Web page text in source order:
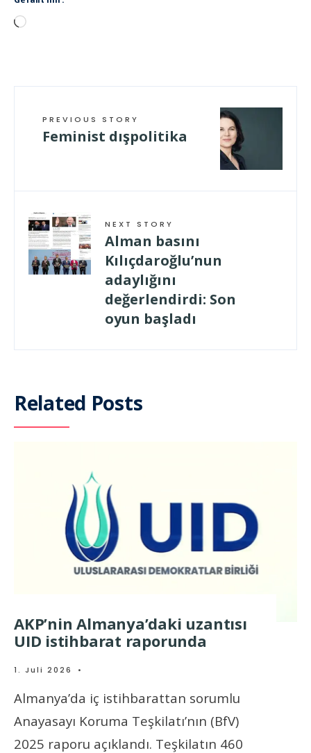
Wird
PREVIOUS STORY
Feminist dışpolitika
NEXT STORY
Alman basını
Kılıçdaroğlu’nun
adaylığını
değerlendirdi: Son
oyun başladı
Related Posts
AKP’nin Almanya’daki uzantısı
UID istihbarat raporunda
1. Juli 2026 •
Almanya’da iç istihbarattan sorumlu
Anayasayı Koruma Teşkilatı’nın (BfV)
2025 raporu açıklandı. Teşkilatın 460